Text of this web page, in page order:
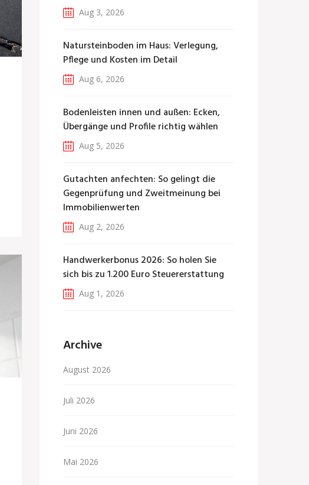
Aug 3, 2026
Natursteinboden im Haus: Verlegung,
Pflege und Kosten im Detail
Aug 6, 2026
Bodenleisten innen und außen: Ecken,
Übergänge und Profile richtig wählen
Aug 5, 2026
Gutachten anfechten: So gelingt die
Gegenprüfung und Zweitmeinung bei
Immobilienwerten
Aug 2, 2026
Handwerkerbonus 2026: So holen Sie
sich bis zu 1.200 Euro Steuererstattung
Aug 1, 2026
Archive
August 2026
Juli 2026
Juni 2026
Mai 2026